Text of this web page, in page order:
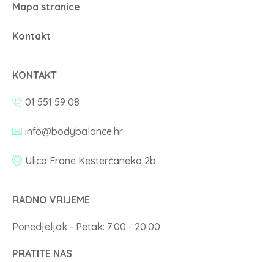
Mapa stranice
Kontakt
KONTAKT
01 551 59 08
info@bodybalance.hr
Ulica Frane Kesterčaneka 2b
RADNO VRIJEME
Ponedjeljak - Petak: 7:00 - 20:00
PRATITE NAS